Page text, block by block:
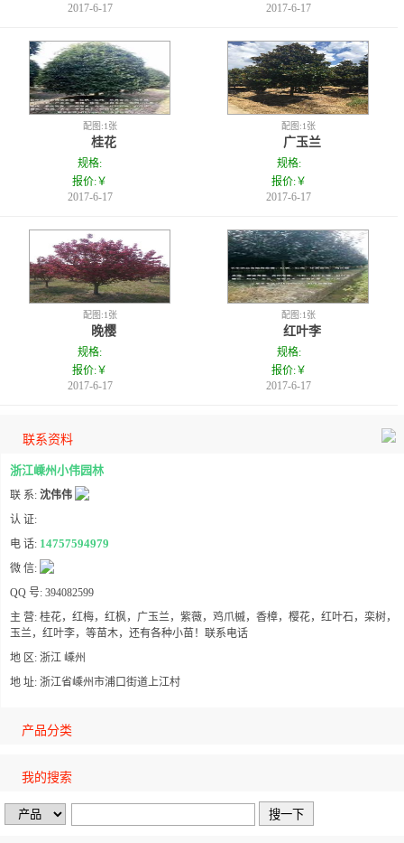
2017-6-17
2017-6-17
配图:1张
桂花
规格:
报价:￥
2017-6-17
配图:1张
广玉兰
规格:
报价:￥
2017-6-17
配图:1张
晚樱
规格:
报价:￥
2017-6-17
配图:1张
红叶李
规格:
报价:￥
2017-6-17
联系资料
浙江嵊州小伟园林
联 系: 沈伟伟
认 证:
电 话: 14757594979
微 信:
QQ 号: 394082599
主 营: 桂花，红梅，红枫，广玉兰，紫薇，鸡爪槭，香樟，樱花，红叶石，栾树，
玉兰，红叶李，等苗木，还有各种小苗！联系电话
地 区: 浙江 嵊州
地 址: 浙江省嵊州市浦口街道上江村
产品分类
我的搜索